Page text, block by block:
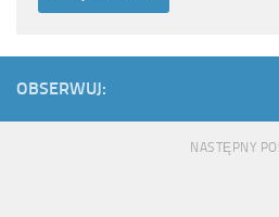
OBSERWUJ:
NASTĘPNY